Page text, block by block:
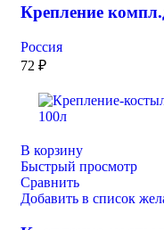
Крепление
Россия
72 ₽
В корзину
Быстрый просмотр
Сравнить
Добавить в список